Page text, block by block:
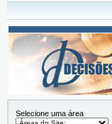
Selecione uma área